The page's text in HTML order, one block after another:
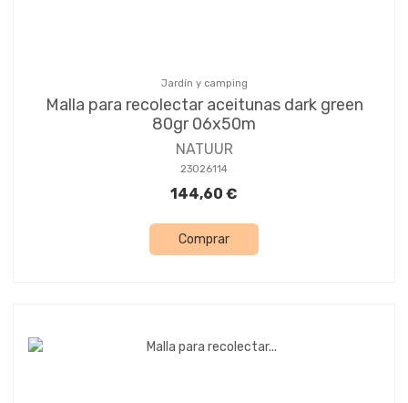
Jardín y camping
Malla para recolectar aceitunas dark green
80gr 06x50m
NATUUR
23026114
144,60 €
Comprar